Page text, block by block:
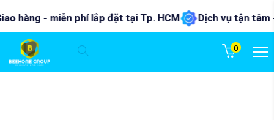
- miễn phí lắp đặt tại Tp. HCM Dịch vụ tận tâm -
0